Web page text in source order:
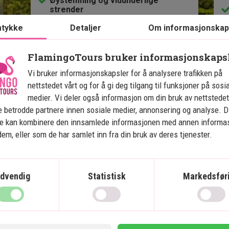
strender
Mange aktivitetsmuligheter
Inkludert i prisen
14 dager
Pris pr.
pers. fra 19.495 kr. Les mer
Artikler relatert til Bali
Detaljer Om
FlamingoTours bruker
Vi bruker informasjonskapsler for å analysere trafikken på
nettstedet vårt og for å gi deg tilgang til funksjoner på
medier. Vi deler også informasjon om din bruk av
betrodde partnere innen sosiale medier, annonsering og analyse.
kan kombinere den innsamlede informasjonen med annen
eller som de har samlet inn fra din bruk av deres tjenester.
Statistisk